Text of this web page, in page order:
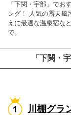
「下関・宇部」でお
ング！ 人気の露天風
えに最適な温泉宿な
で。
「下関・
川棚グラ